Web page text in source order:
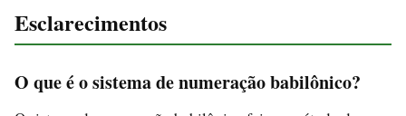
Esclarecimentos
O que é o sistema de numeração babilônico?